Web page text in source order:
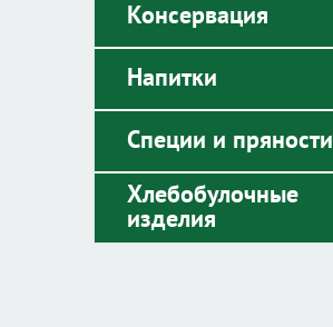
Консервация
Напитки
Специи и пряности
Хлебобулочные
изделия